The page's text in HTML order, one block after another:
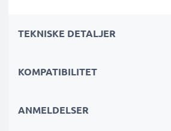
✔Ideel til: Studieoptagelser, video
✔100 % kompatibel
med
TEKNISKE DETALJER
KOMPATIBILITET
ANMELDELSER